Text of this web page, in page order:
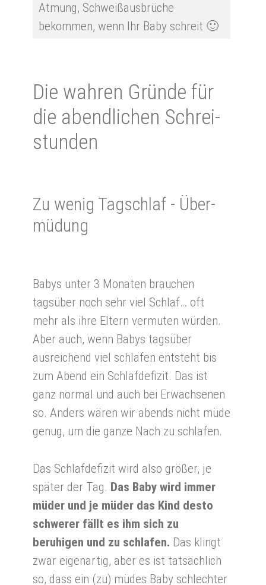
Atmung, Schweißausbrüche
bekommen, wenn Ihr Baby schreit 🙂
Die wah­ren Grün­de für
die abend­li­chen Schrei­
stun­den
Zu we­nig Tag­schlaf - Über­
mü­dung
Babys unter 3 Monaten brauchen
tagsüber noch sehr viel Schlaf… oft
mehr als ihre Eltern vermuten würden.
Aber auch, wenn Babys tagsüber
ausreichend viel schlafen entsteht bis
zum Abend ein Schlafdefizit. Das ist
ganz normal und auch bei Erwachsenen
so. Anders wären wir abends nicht müde
genug, um die ganze Nach zu schlafen.
Das Schlafdefizit wird also größer, je
später der Tag. Das Baby wird immer
müder und je müder das Kind desto
schwerer fällt es ihm sich zu
beruhigen und zu schlafen. Das klingt
zwar eigenartig, aber es ist tatsächlich
so, dass ein (zu) müdes Baby schlechter